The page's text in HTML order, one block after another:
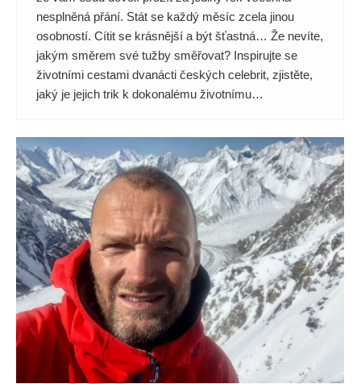
nesplněná přání. Stát se každý měsíc zcela jinou
osobností. Cítit se krásnější a být šťastná… Že nevíte,
jakým směrem své tužby směřovat? Inspirujte se
životními cestami dvanácti českých celebrit, zjistěte,
jaký je jejich trik k dokonalému životnímu…